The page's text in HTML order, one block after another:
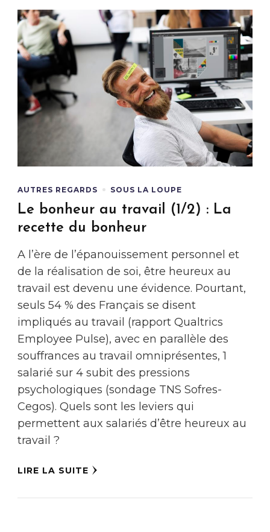
AUTRES REGARDS SOUS LA LOUPE
Le bonheur au travail (1/2) : La
recette du bonheur
A l’ère de l’épanouissement personnel et
de la réalisation de soi, être heureux au
travail est devenu une évidence. Pourtant,
seuls 54 % des Français se disent
impliqués au travail (rapport Qualtrics
Employee Pulse), avec en parallèle des
souffrances au travail omniprésentes, 1
salarié sur 4 subit des pressions
psychologiques (sondage TNS Sofres-
Cegos). Quels sont les leviers qui
permettent aux salariés d’être heureux au
travail ?
LIRE LA SUITE